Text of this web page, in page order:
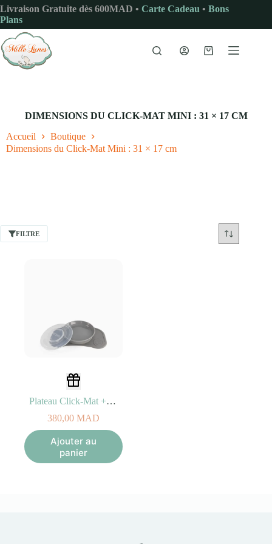
Passer
au
contenu
Livraison Gratuite dès 600MAD • Carte Cadeau • Bons
Plans
Panier
DIMENSIONS DU CLICK-MAT MINI : 31 × 17 CM
Accueil
Boutique
Dimensions du Click-Mat Mini : 31 × 17 cm
FILTRE
Plateau Click-Mat + Assiette Gris Twistshake
380,00 MAD
Ajouter au
panier